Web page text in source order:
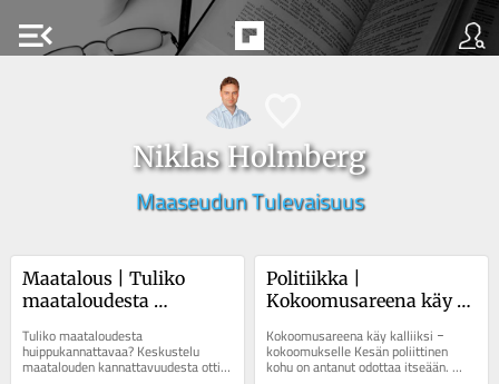
menu_open
Niklas Holmberg
Maaseudun Tulevaisuus
Maatalous | Tuliko
maataloudesta
Tuliko maataloudesta
huippukannattavaa? Keskustelu
maatalouden kannattavuudesta otti
Politiikka |
Kokoomusareena käy
kokoomukselle
Kokoomusareena käy kalliiksi ‒
kokoomukselle Kesän poliittinen
kohu on antanut odottaa itseään.